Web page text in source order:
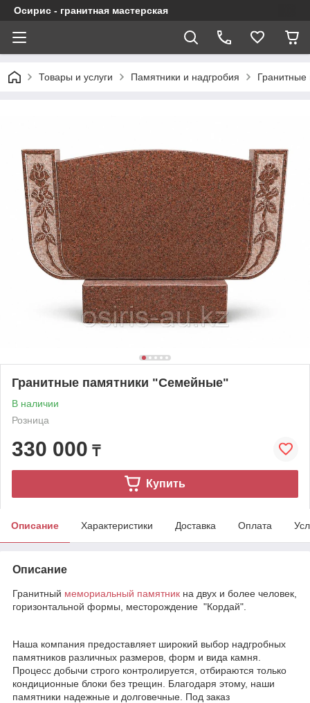
Осирис - гранитная мастерская
Товары и услуги Памятники и надгробия
Гранитные памятники "Семейные"
В наличии
Розница
330 000 ₸
Купить
Описание Характеристики Доставка Оплата
Описание
Гранитный мемориальный памятник на двух и более человек,
горизонтальной формы, месторождение "Кордай".
Наша компания предоставляет широкий выбор надгробных
памятников различных размеров, форм и вида камня.
Процесс добычи строго контролируется, отбираются только
кондиционные блоки без трещин. Благодаря этому, наши
памятники надежные и долговечные. Под заказ